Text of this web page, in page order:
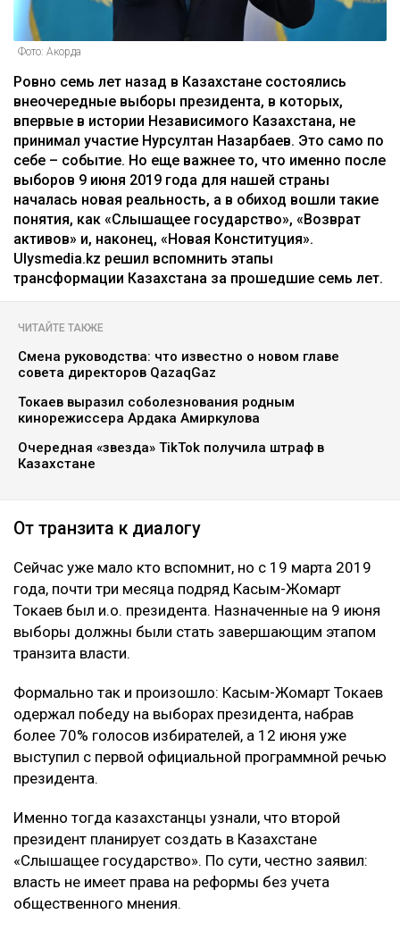
Фото: Акорда
Ровно семь лет назад в Казахстане состоялись
внеочередные выборы президента, в которых,
впервые в истории Независимого Казахстана, не
принимал участие Нурсултан Назарбаев. Это само по
себе – событие. Но еще важнее то, что именно после
выборов 9 июня 2019 года для нашей страны
началась новая реальность, а в обиход вошли такие
понятия, как «Слышащее государство», «Возврат
активов» и, наконец, «Новая Конституция».
Ulysmedia.kz решил вспомнить этапы
трансформации Казахстана за прошедшие семь лет.
ЧИТАЙТЕ ТАКЖЕ
Смена руководства: что известно о новом главе
совета директоров QazaqGaz
Токаев выразил соболезнования родным
кинорежиссера Ардака Амиркулова
Очередная «звезда» TikTok получила штраф в
Казахстане
От транзита к диалогу
Сейчас уже мало кто вспомнит, но с 19 марта 2019
года, почти три месяца подряд Касым-Жомарт
Токаев был и.о. президента. Назначенные на 9 июня
выборы должны были стать завершающим этапом
транзита власти.
Формально так и произошло: Касым-Жомарт Токаев
одержал победу на выборах президента, набрав
более 70% голосов избирателей, а 12 июня уже
выступил с первой официальной программной речью
президента.
Именно тогда казахстанцы узнали, что второй
президент планирует создать в Казахстане
«Слышащее государство». По сути, честно заявил:
власть не имеет права на реформы без учета
общественного мнения.